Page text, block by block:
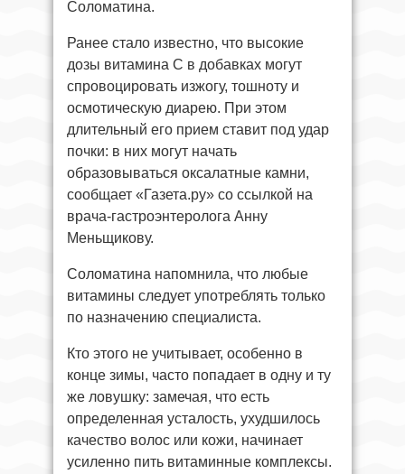
Соломатина.
Ранее стало известно, что высокие
дозы витамина С в добавках могут
спровоцировать изжогу, тошноту и
осмотическую диарею. При этом
длительный его прием ставит под удар
почки: в них могут начать
образовываться оксалатные камни,
сообщает «Газета.ру» со ссылкой на
врача-гастроэнтеролога Анну
Меньщикову.
Соломатина напомнила, что любые
витамины следует употреблять только
по назначению специалиста.
Кто этого не учитывает, особенно в
конце зимы, часто попадает в одну и ту
же ловушку: замечая, что есть
определенная усталость, ухудшилось
качество волос или кожи, начинает
усиленно пить витаминные комплексы.